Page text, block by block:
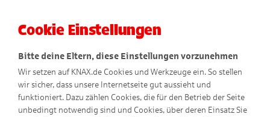
Cookie Einstellungen
Bitte deine Eltern, diese Einstellungen vorzunehmen
Wir setzen auf KNAX.de Cookies und Werkzeuge ein. So stellen
wir sicher, dass unsere Internetseite gut aussieht und
funktioniert. Dazu zählen Cookies, die für den Betrieb der Seite
unbedingt notwendig sind und Cookies, über deren Einsatz Sie